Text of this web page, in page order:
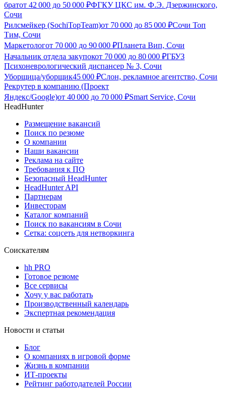
братот 42 000 до 50 000 ₽ФГКУ ЦКС им. Ф.Э. Дзержинского,
Сочи
Рилсмейкер (SochiTopTeam)от 70 000 до 85 000 ₽Сочи Топ
Тим, Сочи
Маркетологот 70 000 до 90 000 ₽Планета Вип, Сочи
Начальник отдела закупокот 70 000 до 80 000 ₽ГБУЗ
Психоневрологический диспансер № 3, Сочи
Уборщица/уборщик45 000 ₽Слон, рекламное агентство, Сочи
Рекрутер в компанию (Проект
Яндекс/Google)от 40 000 до 70 000 ₽Smart Service, Сочи
HeadHunter
Размещение вакансий
Поиск по резюме
О компании
Наши вакансии
Реклама на сайте
Требования к ПО
Безопасный HeadHunter
HeadHunter API
Партнерам
Инвесторам
Каталог компаний
Поиск по вакансиям в Сочи
Сетка: соцсеть для нетворкинга
Соискателям
hh PRO
Готовое резюме
Все сервисы
Хочу у вас работать
Производственный календарь
Экспертная рекомендация
Новости и статьи
Блог
О компаниях в игровой форме
Жизнь в компании
ИТ-проекты
Рейтинг работодателей России